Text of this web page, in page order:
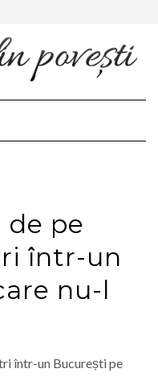
Navigation
de pe
într-un
nu-l
într-un București pe